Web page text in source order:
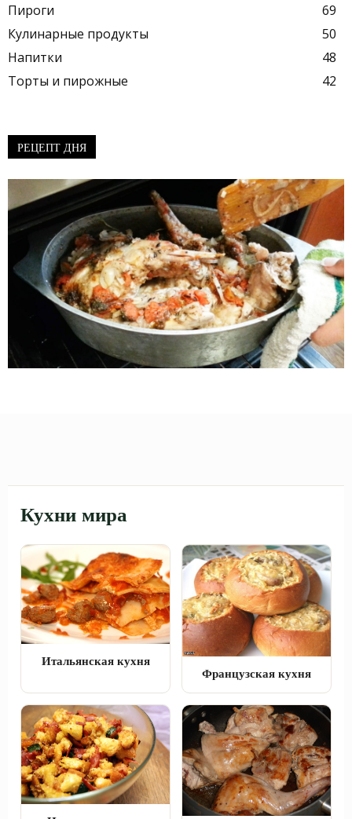
Пироги
69
Кулинарные продукты
50
Напитки
48
Торты и пирожные
42
РЕЦЕПТ ДНЯ
Кухни мира
Итальянская кухня
Французская кухня